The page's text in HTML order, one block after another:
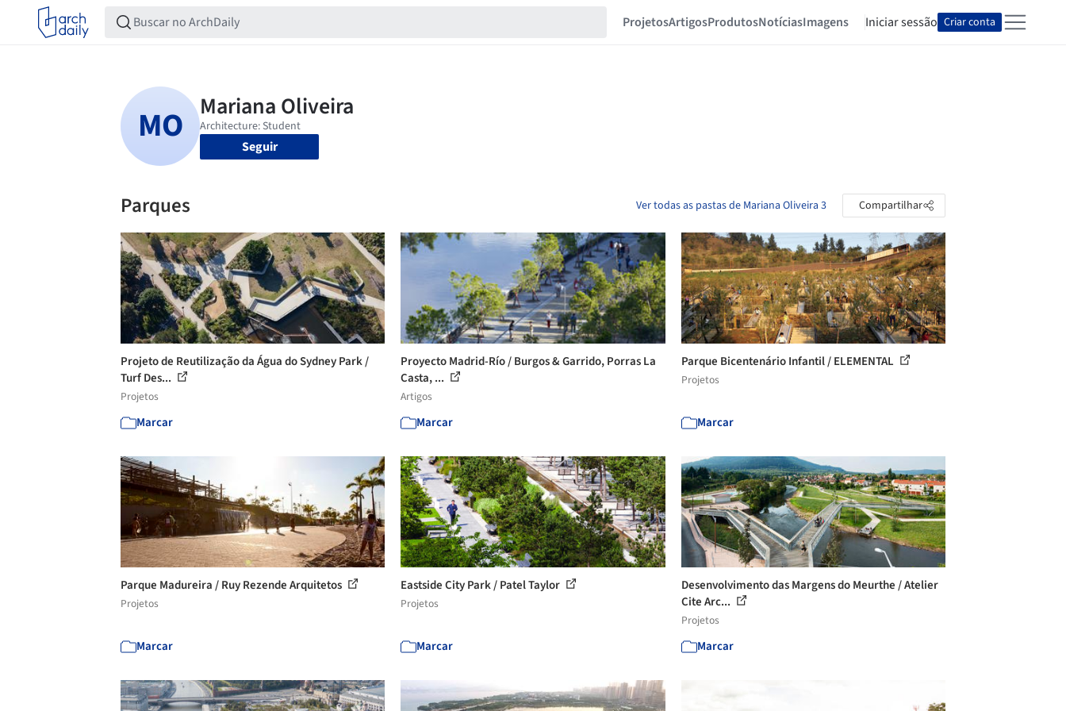
ProjetosArtigosProdutosNotíciasImagens Iniciar sessão Criar conta
Seguir
Parques Ver todas as pastas de Mariana Oliveira 3 Compartilhar
Projeto de Reutilização da Água do Sydney Park /
Turf Des...
Projetos
Marcar
Proyecto Madrid-Río / Burgos & Garrido, Porras La
Casta, ...
Artigos
Marcar
Parque Bicentenário Infantil / ELEMENTAL
Projetos
Marcar
Parque Madureira / Ruy Rezende Arquitetos
Projetos
Marcar
Eastside City Park / Patel Taylor
Projetos
Marcar
Desenvolvimento das Margens do Meurthe / Atelier
Cite Arc...
Projetos
Marcar